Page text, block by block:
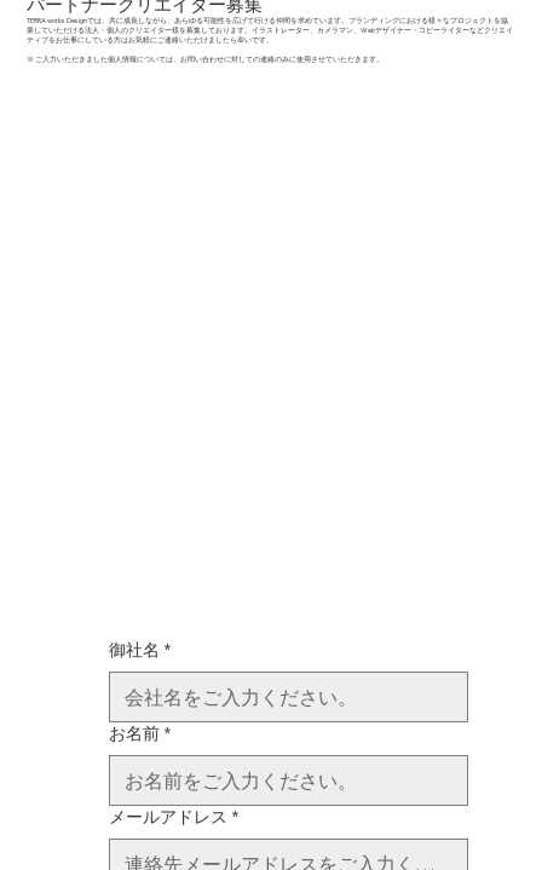
TERRA works Designでは、共に成長しながら、あらゆる可能性を広げて行ける仲間を求めています。ブランディングにおける様々なプロジェクトを協
業していただける法人・個人のクリエイター様を募集しております。イラストレーター、カメラマン、Webデザイナー・コピーライターなどクリエイ
ティブをお仕事にしている方はお気軽にご連絡いただけましたら幸いです。
※ ご入力いただきました個人情報については、お問い合わせに対しての連絡のみに使用させていただきます。
御社名 *
お名前 *
メールアドレス *